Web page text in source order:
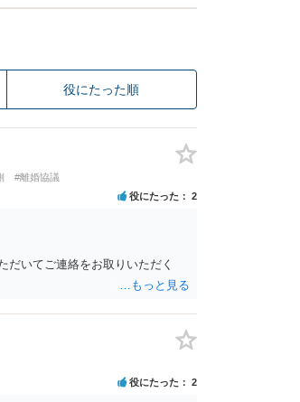
役にたった順
#離婚協議
役にたった 2
だいてご連絡をお取りいただく
役にたった 2